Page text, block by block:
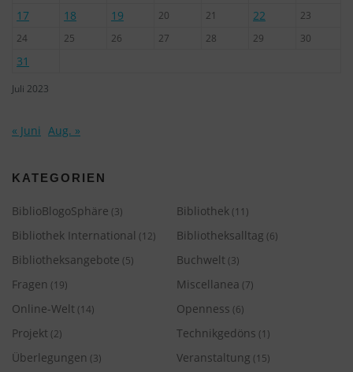
Juli 2023
17 18 19 20 21 22
23
24
25 26 27 28 29 30
31
« Juni Aug. »
KATEGORIEN
BiblioBlogoSphäre (3) Bibliothek (11)
Bibliothek International (12) Bibliotheksalltag (6)
Bibliotheksangebote (5) Buchwelt (3)
Fragen (19) Miscellanea (7)
Online-Welt (14) Openness (6)
Projekt (2) Technikgedöns (1)
Überlegungen (3) Veranstaltung (15)